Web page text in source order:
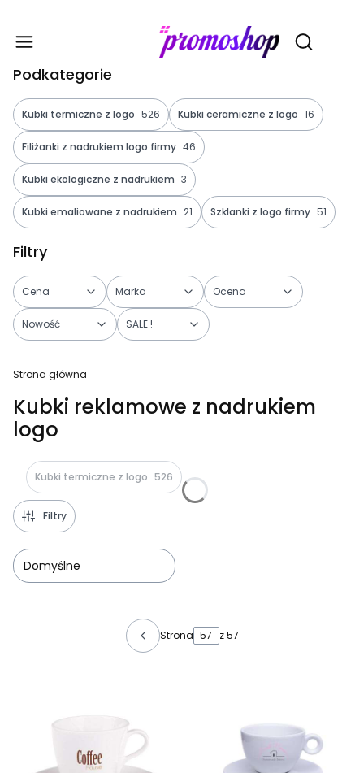
Otwórz
Podkategorie
Kubki termiczne z logo 526 Kubki ceramiczne z logo 16
Filiżanki z nadrukiem logo firmy 46
Kubki ekologiczne z nadrukiem 3
Kubki emaliowane z nadrukiem 21 Szklanki z logo firmy 51
Filtry
Cena Marka Ocena
Nowość SALE !
Strona główna
Kubki reklamowe z nadrukiem
logo
Kubki termiczne z logo 526
Filtry
Domyślne
Strona z 57